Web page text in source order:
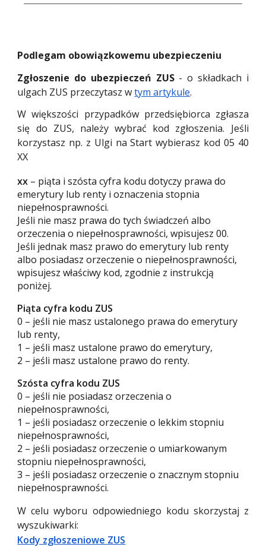
Podlegam obowiązkowemu ubezpieczeniu
Zgłoszenie do ubezpieczeń ZUS -o składkach i
ulgach ZUS przeczytasz wtym artykule.
W większości przypadków przedsiębiorca zgłasza
się do ZUS, należy wybrać kod zgłoszenia. Jeśli
korzystasz np. z Ulgi na Start wybierasz kod 05 40
XX
xx – piąta i szósta cyfra kodu dotyczy prawa do
emerytury lub renty i oznaczenia stopnia
niepełnosprawności.
Jeśli nie masz prawa do tych świadczeń albo
orzeczenia o niepełnosprawności, wpisujesz 00.
Jeśli jednak masz prawo do emerytury lub renty
albo posiadasz orzeczenie o niepełnosprawności,
wpisujesz właściwy kod, zgodnie z instrukcją
poniżej.
Piąta cyfra kodu ZUS
0 – jeśli nie masz ustalonego prawa do emerytury
lub renty,
1 – jeśli masz ustalone prawo do emerytury,
2 – jeśli masz ustalone prawo do renty.
Szósta cyfra kodu ZUS
0 – jeśli nie posiadasz orzeczenia o
niepełnosprawności,
1 – jeśli posiadasz orzeczenie o lekkim stopniu
niepełnosprawności,
2 – jeśli posiadasz orzeczenie o umiarkowanym
stopniu niepełnosprawności,
3 – jeśli posiadasz orzeczenie o znacznym stopniu
niepełnosprawności.
W celu wyboru odpowiedniego kodu skorzystaj z
wyszukiwarki:
Kody zgłoszeniowe ZUS